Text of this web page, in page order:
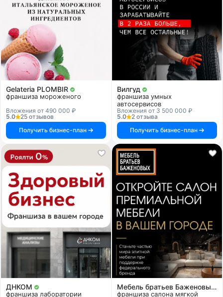
Gelateria PLOMBIR
франшиза мороженого
Вложения от 490 000 ₽
5.0
25 отзывов
Получить бизнес-план
Вилгуд
франшиза умных
автосервисов
Вложения от 3 500 000 ₽
5.0
2 отзыва
Получить бизнес-план
ДНКОМ
франшиза лаборатории
Мебель братьев Баженовых
франшиза салона мягкой